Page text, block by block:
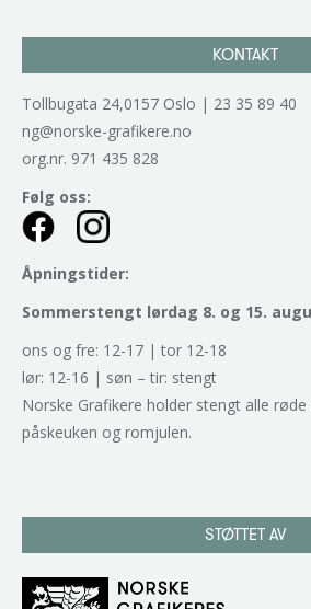
KONTAKT
Tollbugata 24,0157 Oslo | 23 35 89 40
ng@norske-grafikere.no
org.nr. 971 435 828
Følg oss:
Åpningstider:
Sommerstengt lørdag 8. og 15.
ons og fre: 12-17 | tor 12-18
lør: 12-16 | søn – tir: stengt
Norske Grafikere holder stengt alle
påskeuken og romjulen.
STØTTET AV